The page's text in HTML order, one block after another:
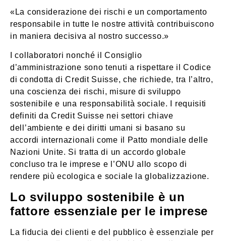
«La considerazione dei rischi e un comportamento
responsabile in tutte le nostre attività contribuiscono
in maniera decisiva al nostro successo.»
I collaboratori nonché il Consiglio
d’amministrazione sono tenuti a rispettare il Codice
di condotta di Credit Suisse, che richiede, tra l’altro,
una coscienza dei rischi, misure di sviluppo
sostenibile e una responsabilità sociale. I requisiti
definiti da Credit Suisse nei settori chiave
dell’ambiente e dei diritti umani si basano su
accordi internazionali come il Patto mondiale delle
Nazioni Unite. Si tratta di un accordo globale
concluso tra le imprese e l’ONU allo scopo di
rendere più ecologica e sociale la globalizzazione.
Lo sviluppo sostenibile è un
fattore essenziale per le imprese
La fiducia dei clienti e del pubblico è essenziale per